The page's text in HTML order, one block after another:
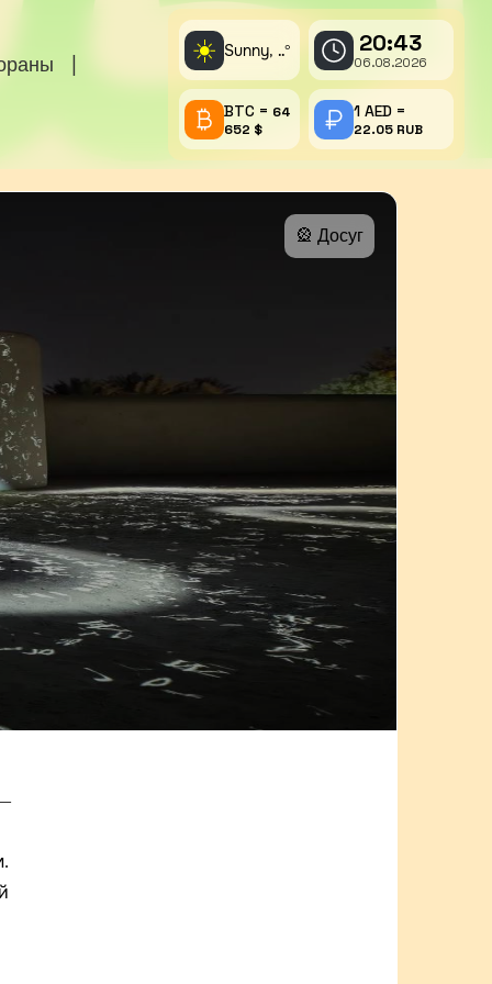
☀️ Sunny, ..° 20:43
06.08.2026
BTC = 64
652 $
1 AED =
22.05 RUB
🎡 Досуг